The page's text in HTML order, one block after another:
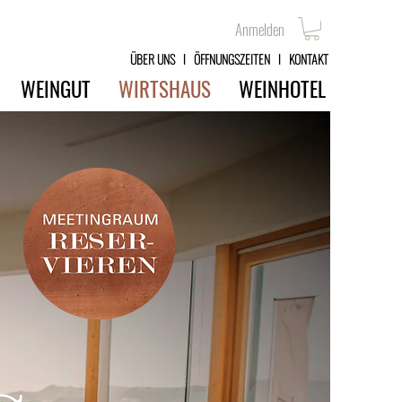
WEINGUT WIRTSHAUS WEINHOTEL
ÜBER UNSl ÖFFNUNGSZEITEN l KONTAKT
Anmelden